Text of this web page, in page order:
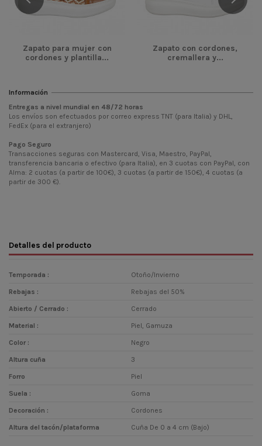
Zapato para mujer con
cordones y plantilla...
Zapato con cordones,
cremallera y...
Información
Entregas a nivel mundial en 48/72 horas
Los envíos son efectuados por correo express TNT (para Italia) y DHL,
FedEx (para el extranjero)
Pago Seguro
Transacciones seguras con Mastercard, Visa, Maestro, PayPal,
transferencia bancaria o efectivo (para Italia), en 3 cuotas con PayPal, con
Alma: 2 cuotas (a partir de 100€), 3 cuotas (a partir de 150€), 4 cuotas (a
partir de 300 €).
Detalles del producto
Temporada : Otoño/Invierno
Rebajas : Rebajas del 50%
Abierto / Cerrado : Cerrado
Material : Piel, Gamuza
Color : Negro
Altura cuña 3
Forro Piel
Suela : Goma
Decoración : Cordones
Altura del tacón/plataforma Cuña De 0 a 4 cm (Bajo)